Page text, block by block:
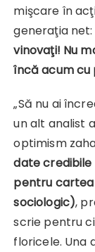
mişcare în
generaţia net:
vinovaţi! Nu
încă acum cu
„Să nu ai
un alt analist
optimism
date credibile
pentru
sociologic),
scrie pentru
floricele. Una